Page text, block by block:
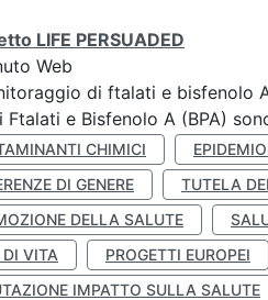
LIFE PERSUADED
Web
di ftalati e bisfenolo
Ftalati e Bisfenolo A (BPA)
CHIMICI
DI GENERE
TUTELA
DELLA SALUTE
VITA
PROGETTI EUROPEI
IMPATTO SULLA SALUTE